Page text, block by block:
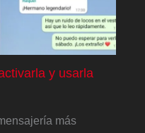
y usarla
más